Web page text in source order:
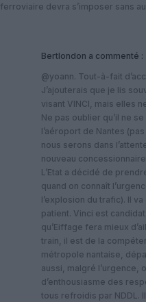
ferroviaire devra s’imposer sans
Bertlondon a commenté :
@yoann. Tout-à-fait
J’ajouterais que je lis
visant VINCI, mais elles
Ne pas oublier qu’il ne
l’aéroport de Nantes
nous serons dans
nouveau
L’Etat a décidé de
quand on connaît
l’explosion du trafic). Il
patient. Vinci est
qu’Eiffage fera mieux
train, il est de la
métropole nantaise,
aussi, malgré l’urgence,
d’enthousiasme des
tous refroidis par NDDL.